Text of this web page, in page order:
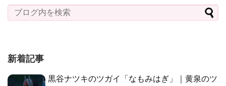
新着記事
黒谷ナツキのツガイ「なもみはぎ」｜黄泉のツ